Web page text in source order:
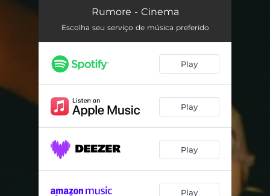
Rumore - Cinema
Escolha seu serviço de música preferido
Play
Play
Play
Play